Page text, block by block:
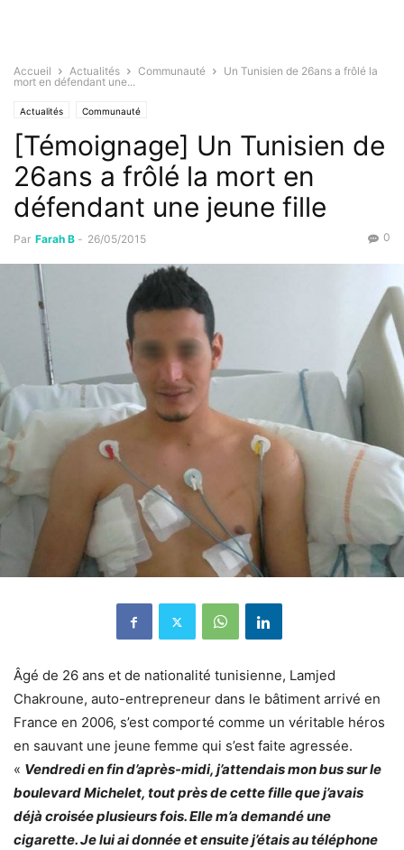
Accueil Actualités Communauté
Un Tunisien de 26ans a frôlé la
mort en défendant une...
Actualités Communauté
[Témoignage] Un Tunisien de
26ans a frôlé la mort en
défendant une jeune fille
Par Farah B - 26/05/2015 0
Âgé de 26 ans et de nationalité tunisienne, Lamjed
Chakroune, auto-entrepreneur dans le bâtiment arrivé en
France en 2006, s’est comporté comme un véritable héros
en sauvant une jeune femme qui s’est faite agressée.
« Vendredi en fin d’après-midi, j’attendais mon bus sur le
boulevard Michelet, tout près de cette fille que j’avais
déjà croisée plusieurs fois. Elle m’a demandé une
cigarette. Je lui ai donnée et ensuite j’étais au téléphone